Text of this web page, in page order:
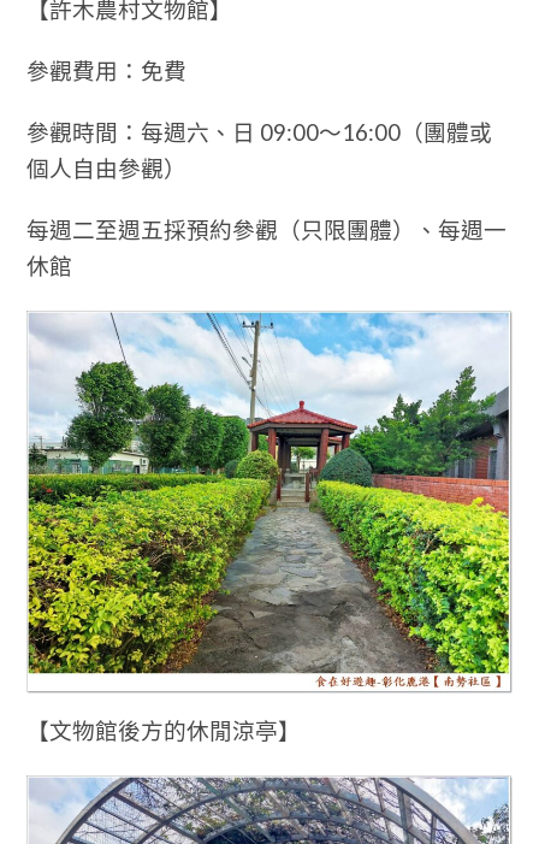
【許木農村文物館】
參觀費用：免費
參觀時間： 每週六、日 09:00～16:00（團體或
個人自由參觀）
每週二至週五採預約參觀（只限團體）、每週一
休館
【文物館後方的休閒涼亭】